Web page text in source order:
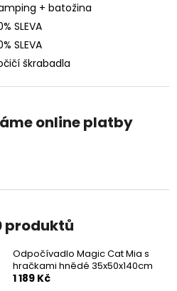
+ batožina
SLEVA
SLEVA
škrabadla
online platby
produktů
Odpočívadlo Magic Cat Mia s
hračkami hnědé 35x50x140cm
1 189 Kč